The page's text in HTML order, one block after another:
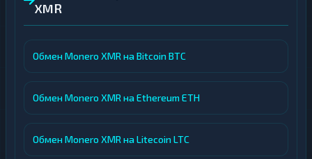
XMR
Обмен Monero XMR на Bitcoin BTC
Обмен Monero XMR на Ethereum ETH
Обмен Monero XMR на Litecoin LTC